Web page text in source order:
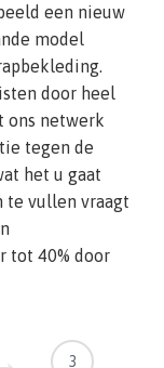
een nieuw
model
door heel
ons netwerk
tegen de
het u gaat
te vullen vraagt
tot 40% door
3